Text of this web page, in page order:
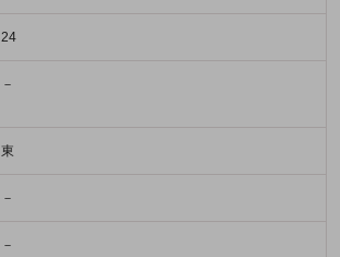
24
－
東
－
－